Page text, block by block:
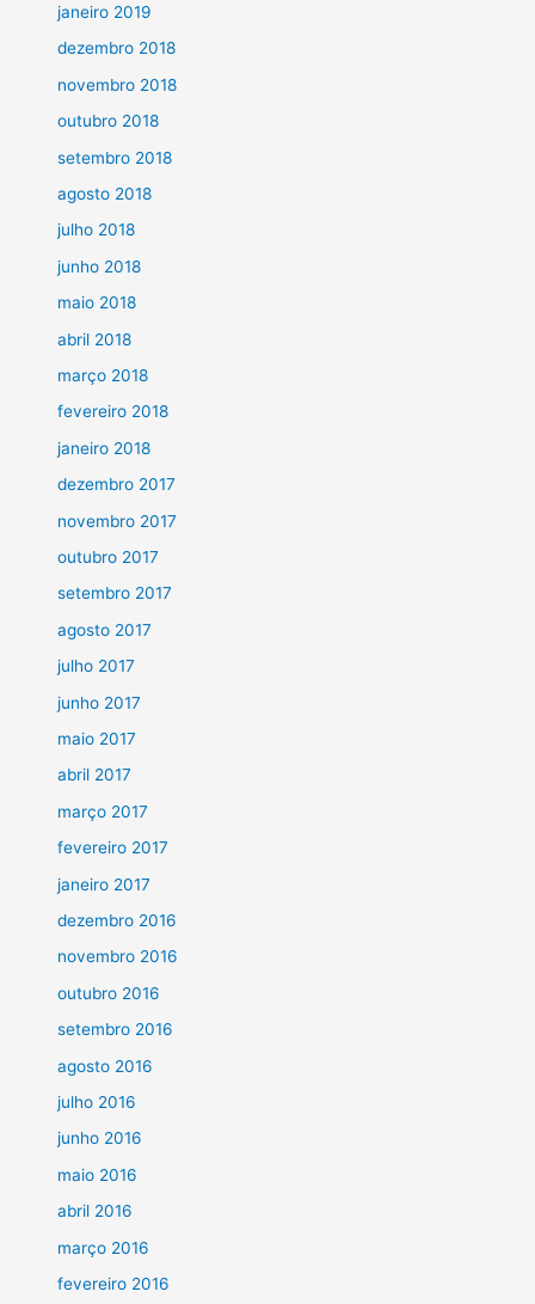
janeiro 2019
dezembro 2018
novembro 2018
outubro 2018
setembro 2018
agosto 2018
julho 2018
junho 2018
maio 2018
abril 2018
março 2018
fevereiro 2018
janeiro 2018
dezembro 2017
novembro 2017
outubro 2017
setembro 2017
agosto 2017
julho 2017
junho 2017
maio 2017
abril 2017
março 2017
fevereiro 2017
janeiro 2017
dezembro 2016
novembro 2016
outubro 2016
setembro 2016
agosto 2016
julho 2016
junho 2016
maio 2016
abril 2016
março 2016
fevereiro 2016